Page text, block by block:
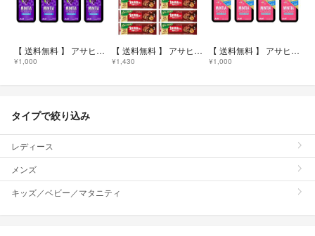
【 送料無料 】 アサヒグループ食品 ミンティアブリーズ フレッシュグレープ 30粒 × 4個 まとめ買い
¥1,000
【 送料無料 】 アサヒグループ食品 1本満足バー シリアルチョコ 37g × 9本 セット まとめ買い
¥1,430
【 送料無料 】 アサヒグループ食品 ミンティアブリーズ シャイニーピンク 30粒 × 4個 まとめ買い
¥1,000
タイプで絞り込み
レディース
メンズ
キッズ／ベビー／マタニティ